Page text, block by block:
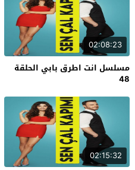
02:08:23
مسلسل انت اطرق بابي الحلقة
48
02:15:32